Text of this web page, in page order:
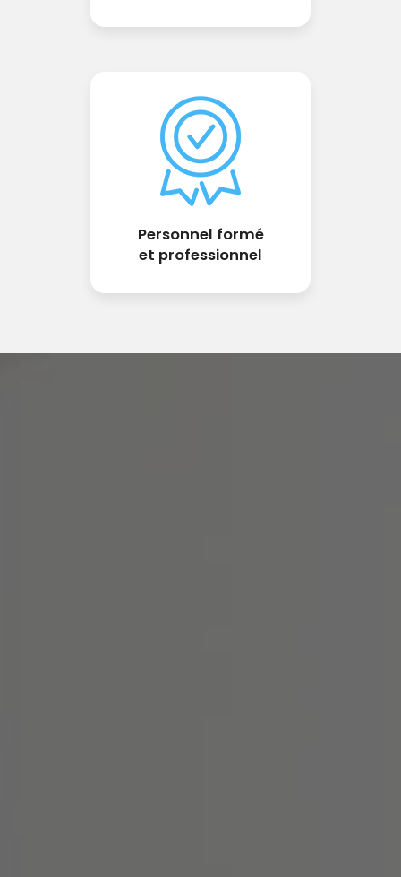
Personnel formé
et professionnel